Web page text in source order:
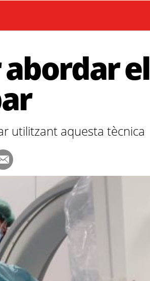
el
utilitzant aquesta tècnica